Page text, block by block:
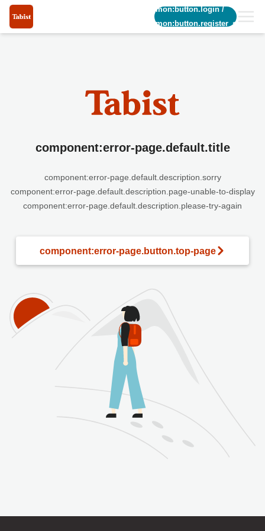
common:button.login/
common:button.register_short
component:error-page.default.title
component:error-page.default.description.sorry
component:error-page.default.description.page-unable-to-display
component:error-page.default.description.please-try-again
component:error-page.button.top-page